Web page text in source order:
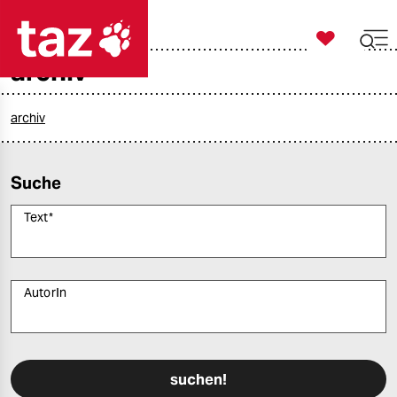
politik
gesellschaft
sport

taz zahl ich
archiv
archiv
Suche
Text*
AutorIn